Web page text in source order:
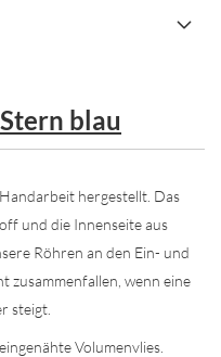
blau
hergestellt. Das
und die Innenseite aus
Röhren an den Ein- und
zusammenfallen, wenn eine
steigt.
Volumenvlies.